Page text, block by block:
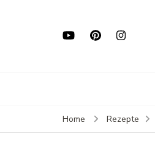
Home Rezepte